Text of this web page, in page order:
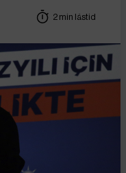
2 min lästid